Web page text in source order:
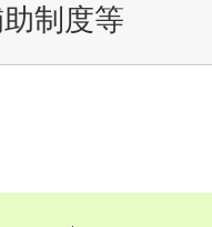
制度等